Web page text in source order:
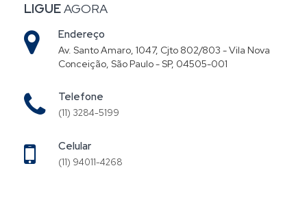
LIGUEAGORA
Endereço
Av. Santo Amaro, 1047, Cjto 802/803 - Vila Nova
Conceição, São Paulo - SP, 04505-001
Telefone
(11) 3284-5199
Celular
(11) 94011-4268